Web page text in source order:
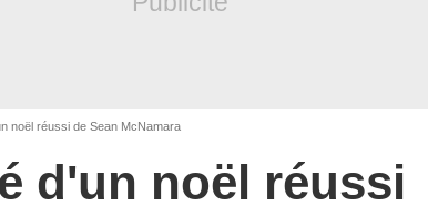
noël réussi de Sean McNamara
d'un noël réussi